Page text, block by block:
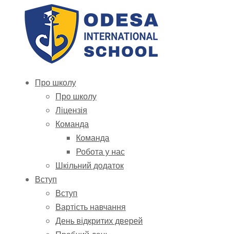
Про школу
Про школу
Ліцензія
Команда
Команда
Робота у нас
Шкільний додаток
Вступ
Вступ
Вартість навчання
День відкритих дверей